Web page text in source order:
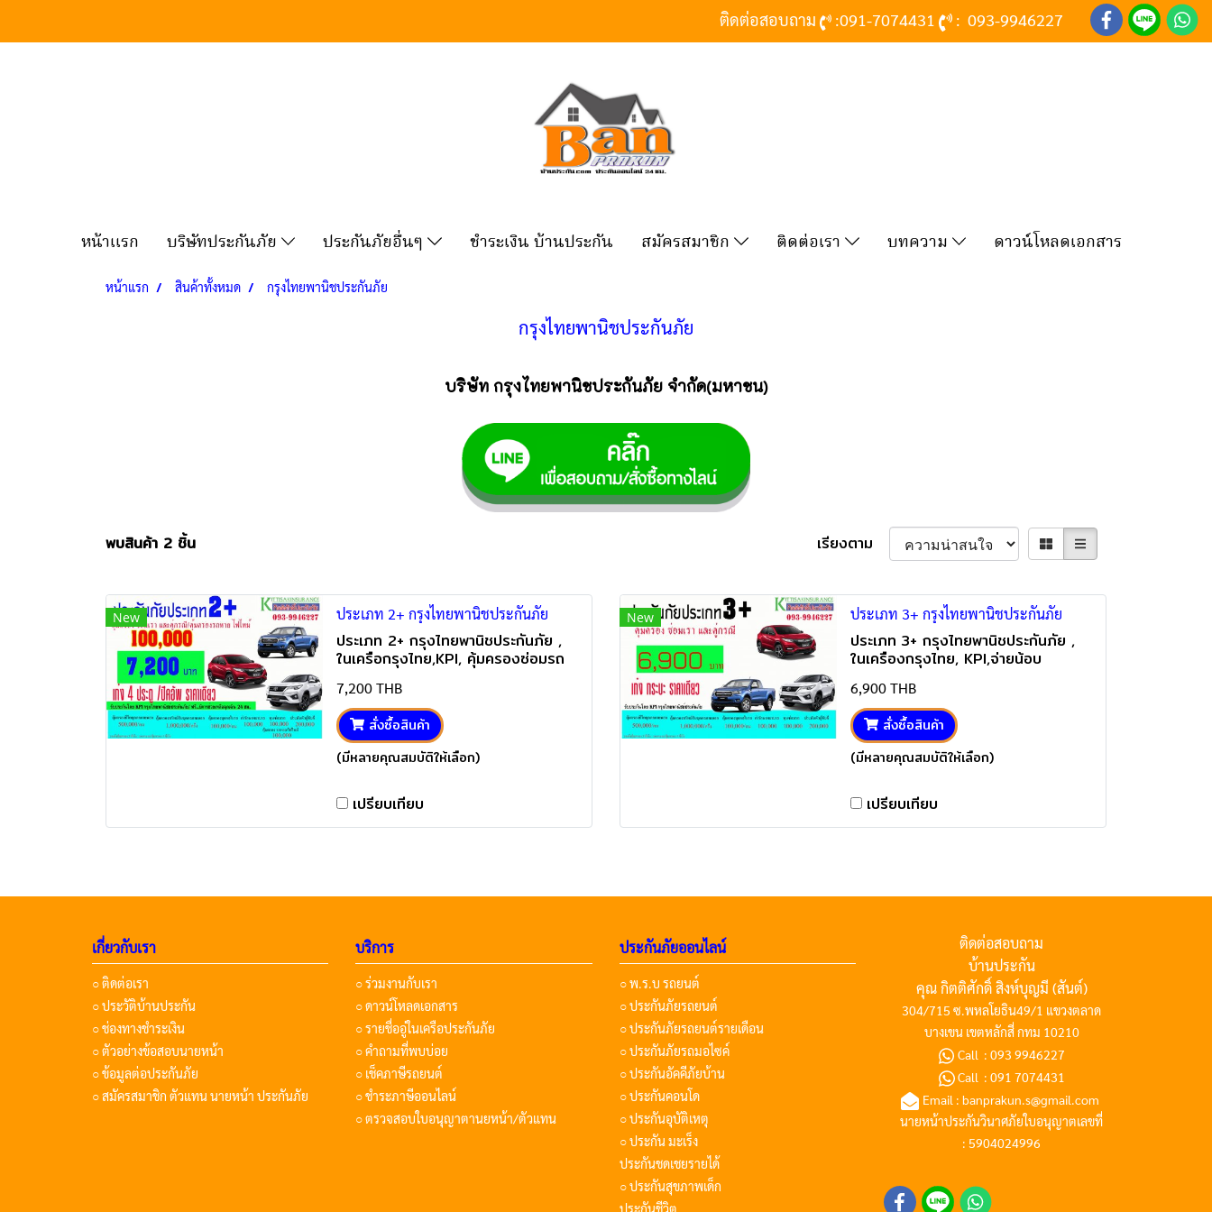
ติดต่อสอบถาม :091-7074431 : 093-9946227
หน้าแรก บริษัทประกันภัย ประกันภัยอื่นๆ ชำระเงิน บ้านประกัน สมัครสมาชิก ติดต่อเรา บทความ ดาวน์โหลดเอกสาร
หน้าแรก สินค้าทั้งหมด กรุงไทยพานิชประกันภัย
กรุงไทยพานิชประกันภัย
บริษัท กรุงไทยพานิชประกันภัย จำกัด(มหาชน)
พบสินค้า 2 ชิ้น เรียงตาม
New ประเภท 2+ กรุงไทยพานิชประกันภัย
ประเภท 2+ กรุงไทยพานิชประกันภัย ,
ในเครือกรุงไทย,KPI, คุ้มครองซ่อมรถ
(คุ้มครองรถชนรถ)
7,200 THB
สั่งซื้อสินค้า
(มีหลายคุณสมบัติให้เลือก)
เปรียบเทียบ
New ประเภท 3+ กรุงไทยพานิชประกันภัย
ประเภท 3+ กรุงไทยพานิชประกันภัย ,
ในเครืองกรุงไทย, KPI,จ่ายน้อบ
กรณี (คุ้มครองรถชนรถ),ฟรีบริการช่วย
เหลือฉุกเฉิน24ชั่วโมงทั่วไทย
6,900 THB
สั่งซื้อสินค้า
(มีหลายคุณสมบัติให้เลือก)
เปรียบเทียบ
เกี่ยวกับเรา
○ ติดต่อเรา
○ ประวัติบ้านประกัน
○ ช่องทางชำระเงิน
○ ตัวอย่างข้อสอบนายหน้า
○ ข้อมูลต่อประกันภัย
○ สมัครสมาชิก ตัวแทน นายหน้า ประกันภัย
บริการ
○ ร่วมงานกับเรา
○ ดาวน์โหลดเอกสาร
○ รายชื่ออู่ในเครือประกันภัย
○ คำถามที่พบบ่อย
○ เช็คภาษีรถยนต์
○ ชำระภาษีออนไลน์
○ ตรวจสอบใบอนุญาตานยหน้า/ตัวแทน
ประกันภัยออนไลน์
○ พ.ร.บ รถยนต์
○ ประกันภัยรถยนต์
○ ประกันภัยรถยนต์รายเดือน
○ ประกันภัยรถมอไซค์
○ ประกันอัคคีภัยบ้าน
○ ประกันคอนโด
○ ประกันอุบัติเหตุ
○ ประกัน มะเร็ง
ประกันชดเชยรายได้
○ ประกันสุขภาพเด็ก
ประกันชีวิต
ติดต่อสอบถาม
บ้านประกัน
คุณ กิตติศักดิ์ สิงห์บุญมี (สันต์)
304/715 ซ.พหลโยธิน49/1 แขวงตลาด
บางเขน เขตหลักสี่ กทม 10210
Call : 093 9946227
Call : 091 7074431
Email : banprakun.s@gmail.com
นายหน้าประกันวินาศภัยใบอนุญาตเลขที่
: 5904024996